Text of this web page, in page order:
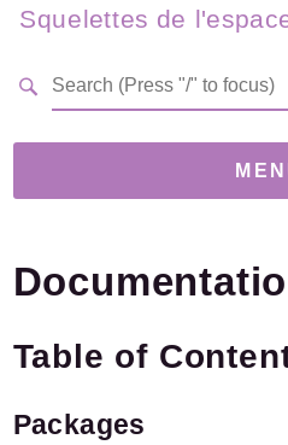
Découverte
Squelettes de
Links
Spip / Prive
Table of
Packages